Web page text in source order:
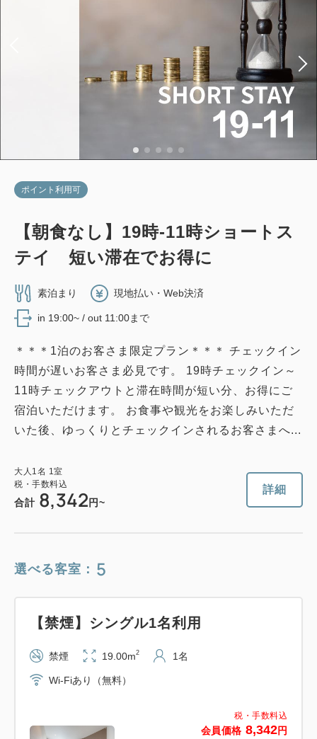
税・手数料込
15,617 円
大人 1名 1 室
税・手数料込
合計 16,100
今すぐ予約
税・手数料込
合計 20,100 円
28.00m 1名
残り 1 室 詳細 今すぐ予約
ポイント利用可
【朝食なし】19時-11時ショートス
テイ 短い滞在でお得に
素泊まり 現地払い・Web決済
in 19:00~ / out 11:00まで
＊＊＊1泊のお客さま限定プラン＊＊＊ チェックイン
時間が遅いお客さま必見です。 19時チェックイン～
11時チェックアウトと滞在時間が短い分、お得にご
宿泊いただけます。 お食事や観光をお楽しみいただ
いた後、ゆっくりとチェックインされるお客さまへ...
大人 1名 1室
税・手数料込
合計 8,342 円~
詳細
選べる客室： 5
税・手数料込
会員価格 8,342円
【禁煙】シングル1名利用
禁煙 19.00m2 1名
Wi-Fiあり（無料）